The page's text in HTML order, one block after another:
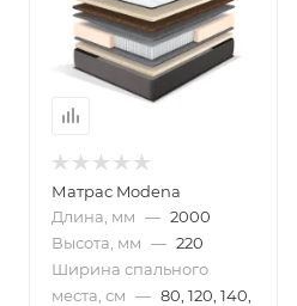
Матрас Modena
Длина, мм — 2000
Высота, мм — 220
Ширина спального
места, см — 80, 120, 140,